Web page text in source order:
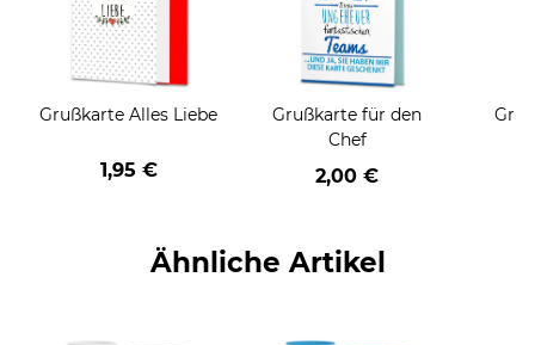
Grußkarte Alles Liebe
1,95 €
Grußkarte für den
Chef
2,00 €
Ähnliche Artikel